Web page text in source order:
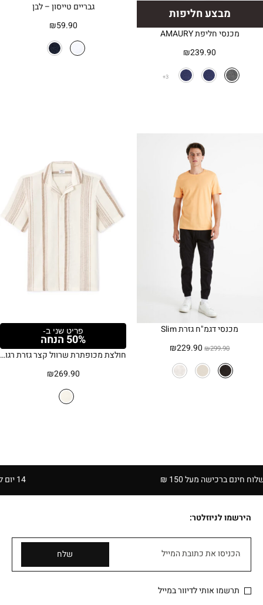
מבצע חליפות
מכנסי חליפת AMAURY
₪239.90
3
גבריים טייסון – לבן
₪59.90
מכנסי דגמ"ח גזרת Slim
₪299.90
המחיר
היה:
₪229.90 המחיר
פריט שני ב-
50% הנחה
חולצת מכופתרת שרוול קצר גזרת רגולר – קרם
₪269.90
ברכישה מעל 150 ₪
הירשמו לניוזלטר:
הכניסו את כתובת המייל שלח
תרשמו אותי לדיוור במייל